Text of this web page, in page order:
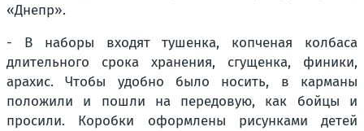
«Днепр».
- В наборы входят тушенка, копченая колбаса
длительного срока хранения, сгущенка, финики,
арахис. Чтобы удобно было носить, в карманы
положили и пошли на передовую, как бойцы и
просили. Коробки оформлены рисунками детей